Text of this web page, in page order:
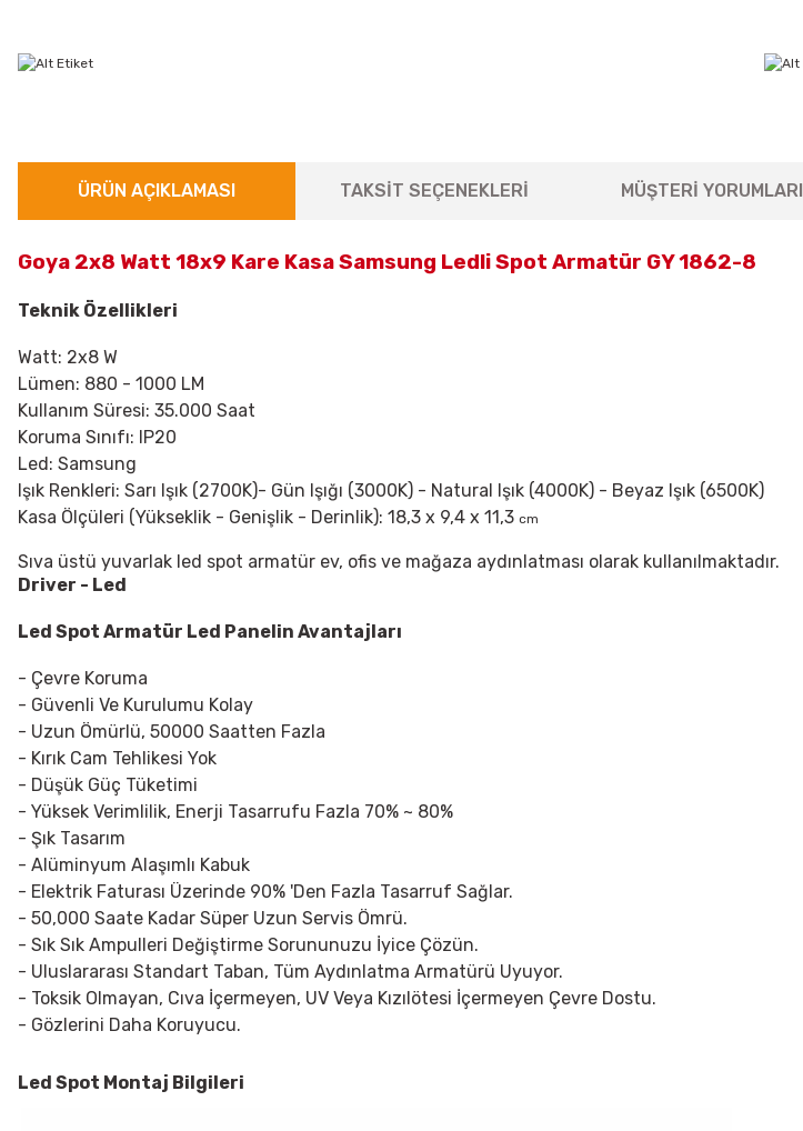
ÜRÜN AÇIKLAMASI TAKSİT SEÇENEKLERİ MÜŞTERİ YORUMLARI
Goya 2x8 Watt 18x9 Kare Kasa Samsung Ledli Spot Armatür GY 1862-8
Teknik Özellikleri
Watt: 2x8 W
Lümen: 880 - 1000 LM
Kullanım Süresi: 35.000 Saat
Koruma Sınıfı: IP20
Led: Samsung
Işık Renkleri: Sarı Işık (2700K)- Gün Işığı (3000K) - Natural Işık (4000K) - Beyaz Işık (6500K)
Kasa Ölçüleri (Yükseklik - Genişlik - Derinlik): 18,3 x 9,4 x 11,3 cm
Sıva üstü yuvarlak led spot armatür ev, ofis ve mağaza aydınlatması olarak kullanılmaktadır.
Driver - Led
Led Spot Armatür Led Panelin Avantajları
- Çevre Koruma
- Güvenli Ve Kurulumu Kolay
- Uzun Ömürlü, 50000 Saatten Fazla
- Kırık Cam Tehlikesi Yok
- Düşük Güç Tüketimi
- Yüksek Verimlilik, Enerji Tasarrufu Fazla 70% ~ 80%
- Şık Tasarım
- Alüminyum Alaşımlı Kabuk
- Elektrik Faturası Üzerinde 90% 'Den Fazla Tasarruf Sağlar.
- 50,000 Saate Kadar Süper Uzun Servis Ömrü.
- Sık Sık Ampulleri Değiştirme Sorununuzu İyice Çözün.
- Uluslararası Standart Taban, Tüm Aydınlatma Armatürü Uyuyor.
- Toksik Olmayan, Cıva İçermeyen, UV Veya Kızılötesi İçermeyen Çevre Dostu.
- Gözlerini Daha Koruyucu.
Led Spot Montaj Bilgileri